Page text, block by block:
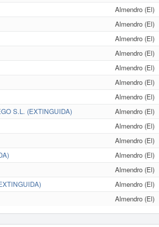
Almendro (El)
Almendro (El)
Almendro (El)
Almendro (El)
Almendro (El)
Almendro (El)
Almendro (El)
S.L. (EXTINGUIDA)
Almendro (El)
Almendro (El)
Almendro (El)
Almendro (El)
Almendro (El)
Almendro (El)
Almendro (El)